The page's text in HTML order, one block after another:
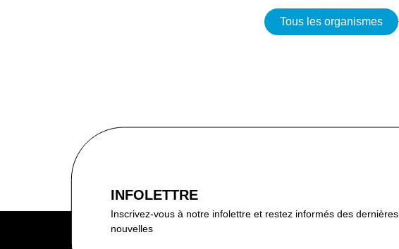
Tous les organismes
INFOLETTRE
Inscrivez-vous à notre infolettre et restez informés des dernières
nouvelles